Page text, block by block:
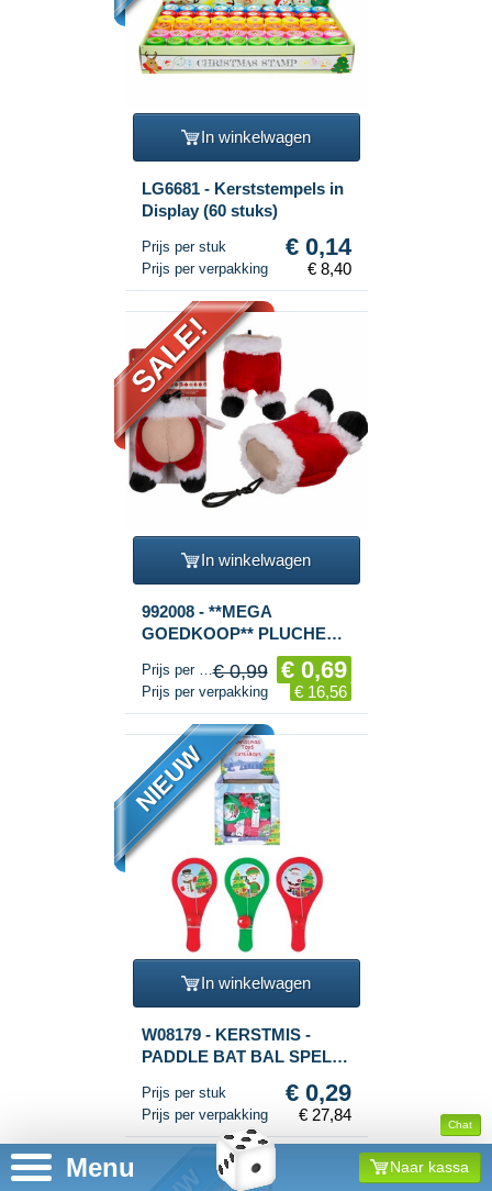
Chat
Menu Naar kassa
In winkelwagen
LG6681 - Kerststempels in
Display (60 stuks)
Prijs per stuk € 0,14
Prijs per verpakking € 8,40
SALE!
In winkelwagen
992008 - **MEGA
GOEDKOOP** PLUCHE
KERST SLEUTELHANGER
MET KERST SCHEET
GELUID (24st.)
Prijs per stuk€ 0,99 € 0,69
Prijs per verpakking € 16,56
NIEUW
In winkelwagen
W08179 - KERSTMIS -
PADDLE BAT BAL SPEL
Prijs per stuk € 0,29
Prijs per verpakking € 27,84